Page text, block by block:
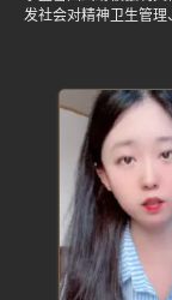
发社会对精神卫生管